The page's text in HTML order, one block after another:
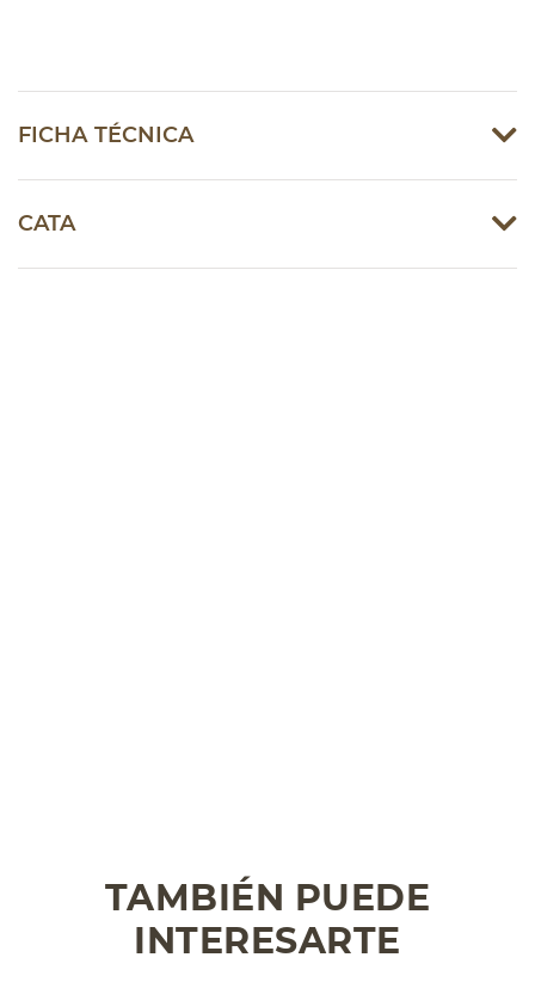
FICHA TÉCNICA
CATA
TAMBIÉN PUEDE
INTERESARTE